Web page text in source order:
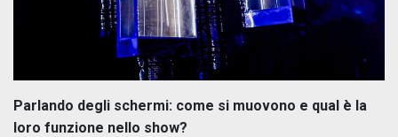
Parlando degli schermi: come si muovono e qual è la
loro funzione nello show?